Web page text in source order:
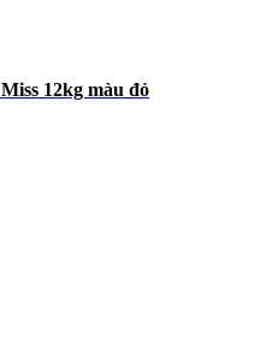
Bình gas COMPOSITE Miss 12kg màu đỏ